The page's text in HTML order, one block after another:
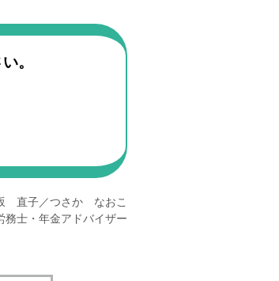
。
直子／つさか なおこ
務士・年金アドバイザー